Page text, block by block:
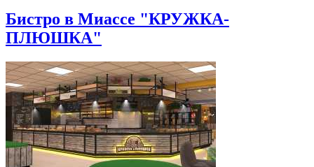
Бистро в Миассе "КРУЖКА-
ПЛЮШКА"